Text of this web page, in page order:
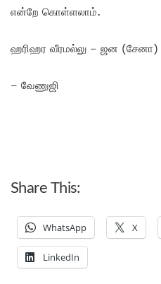
என்றே கொள்ளலாம்.
ஹரிஹர வீரமல்லு – ஜன
– வேணுஜி
Share This:
WhatsApp X
LinkedIn